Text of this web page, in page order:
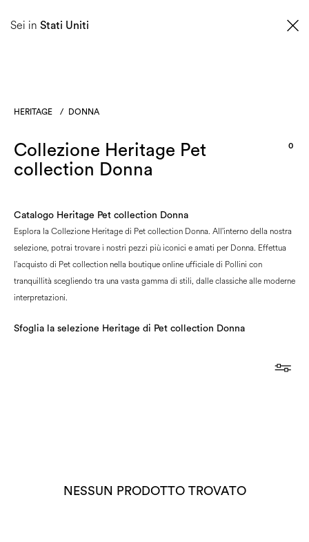
Sei in Stati Uniti
HERITAGE / DONNA
Collezione Heritage Pet
collection Donna
0
Catalogo Heritage Pet collection Donna
Esplora la Collezione Heritage di Pet collection Donna. All'interno della nostra
selezione, potrai trovare i nostri pezzi più iconici e amati per Donna. Effettua
l'acquisto di Pet collection nella boutique online ufficiale di Pollini con
tranquillità scegliendo tra una vasta gamma di stili, dalle classiche alle moderne
interpretazioni.
Sfoglia la selezione Heritage di Pet collection Donna
NESSUN PRODOTTO TROVATO